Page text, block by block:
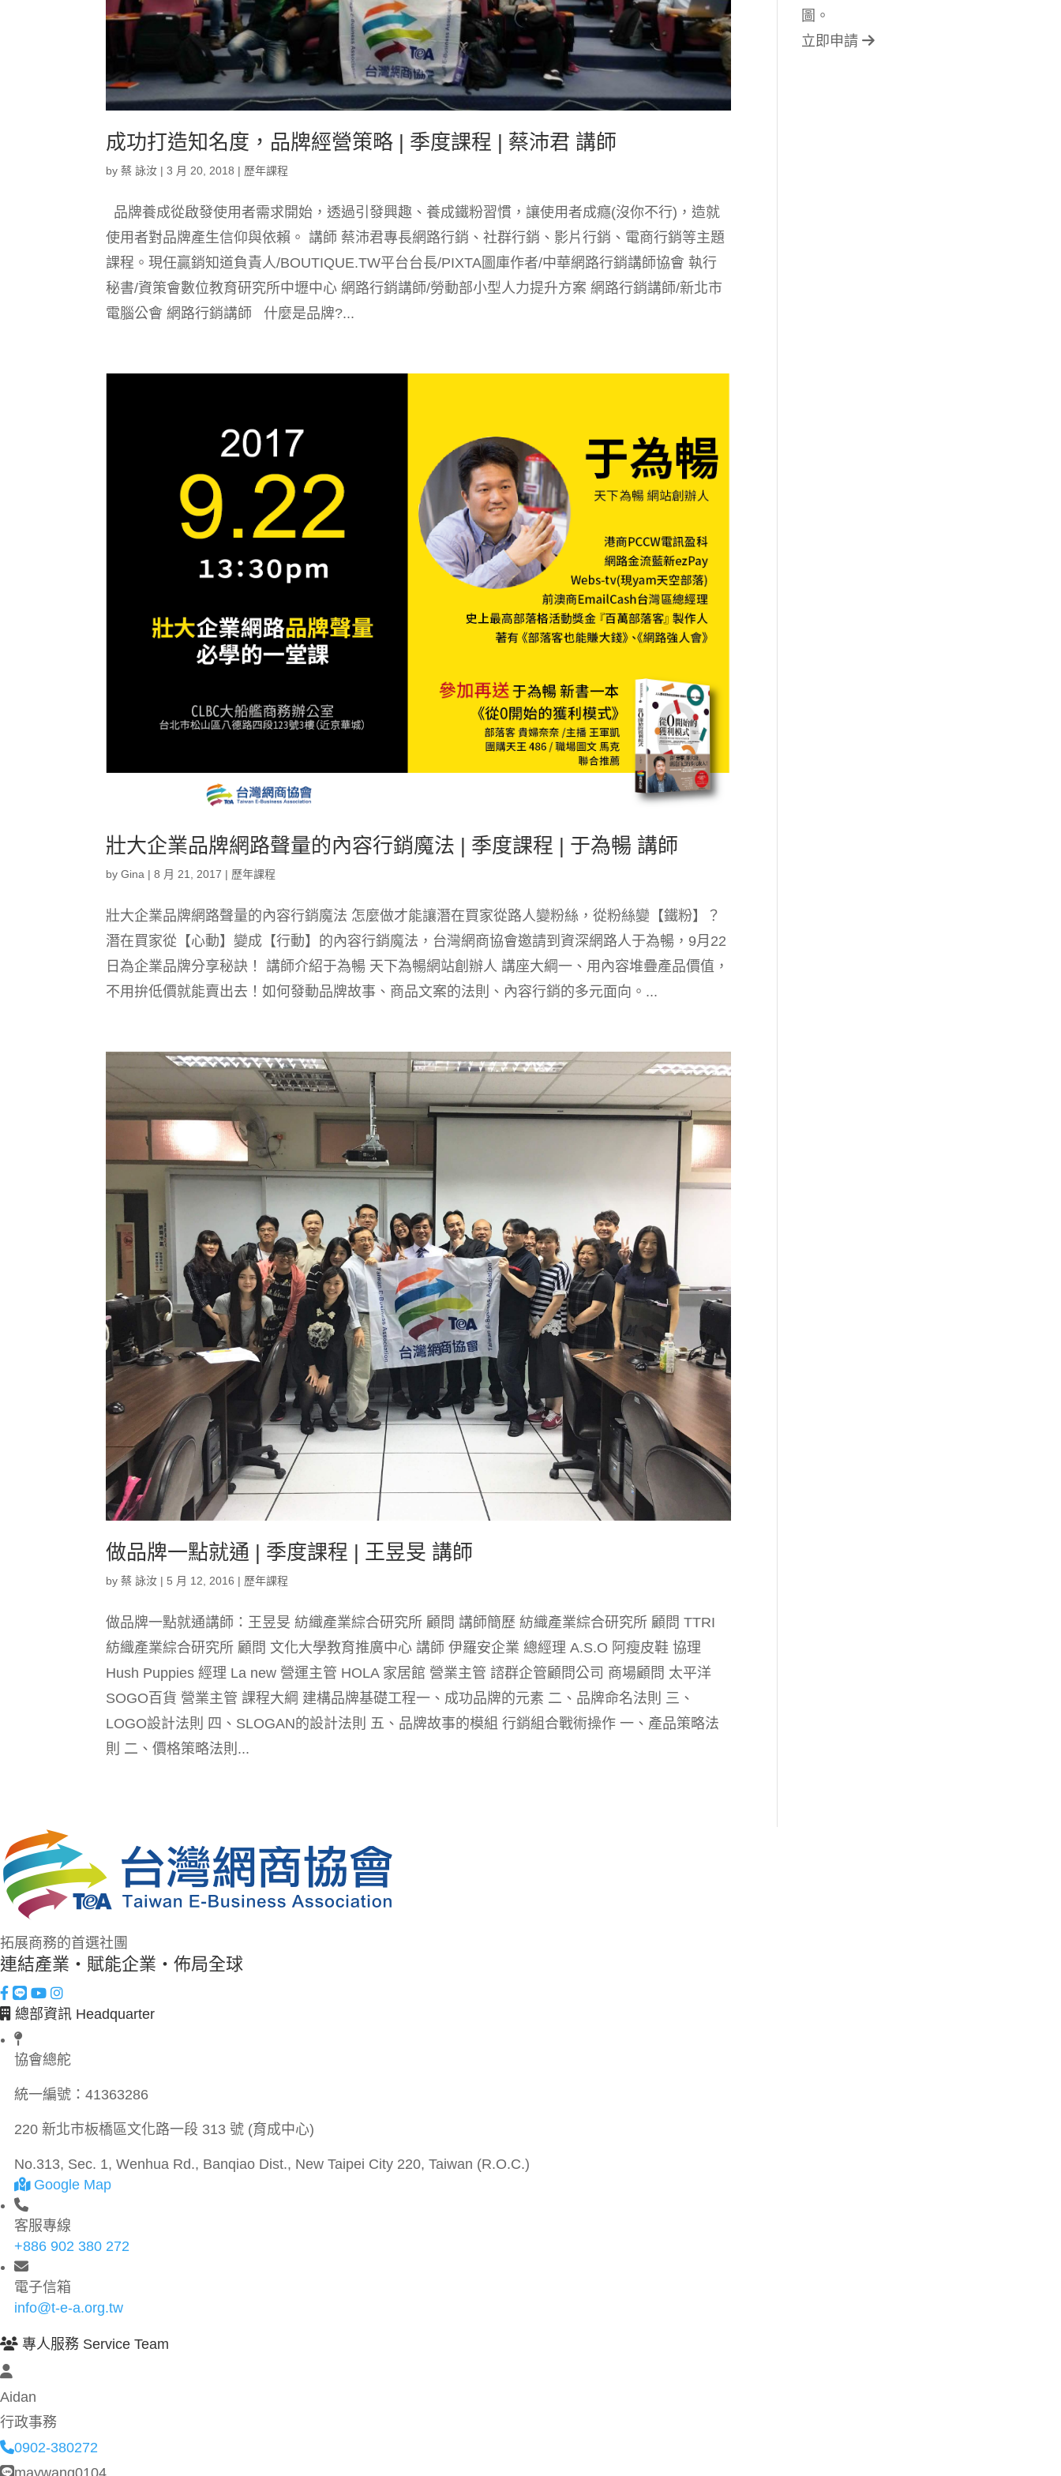
成功打造知名度，品牌經營策略 | 季度課程 | 蔡沛君 講師
by蔡 詠汝 |3 月 20, 2018 | 歷年課程
品牌養成從啟發使用者需求開始，透過引發興趣、養成鐵粉習慣，讓使用者成癮(沒你不行)，造就
使用者對品牌產生信仰與依賴。 講師 蔡沛君專長網路行銷、社群行銷、影片行銷、電商行銷等主題
課程。現任贏銷知道負責人/BOUTIQUE.TW平台台長/PIXTA圖庫作者/中華網路行銷講師協會 執行
秘書/資策會數位教育研究所中壢中心 網路行銷講師/勞動部小型人力提升方案 網路行銷講師/新北市
電腦公會 網路行銷講師 什麼是品牌?...
壯大企業品牌網路聲量的內容行銷魔法 | 季度課程 | 于為暢 講師
byGina |8 月 21, 2017 | 歷年課程
壯大企業品牌網路聲量的內容行銷魔法 怎麼做才能讓潛在買家從路人變粉絲，從粉絲變【鐵粉】？
潛在買家從【心動】變成【行動】的內容行銷魔法，台灣網商協會邀請到資深網路人于為暢，9月22
日為企業品牌分享秘訣！ 講師介紹于為暢 天下為暢網站創辦人 講座大綱一、用內容堆疊產品價值，
不用拚低價就能賣出去！如何發動品牌故事、商品文案的法則、內容行銷的多元面向。...
做品牌一點就通 | 季度課程 | 王昱旻 講師
by蔡 詠汝 | 5 月 12, 2016 | 歷年課程
做品牌一點就通講師：王昱旻 紡織產業綜合研究所 顧問 講師簡歷 紡織產業綜合研究所 顧問 TTRI
紡織產業綜合研究所 顧問 文化大學教育推廣中心 講師 伊羅安企業 總經理 A.S.O 阿瘦皮鞋 協理
Hush Puppies 經理 La new 營運主管 HOLA 家居館 營業主管 諮群企管顧問公司 商場顧問 太平洋
SOGO百貨 營業主管 課程大綱 建構品牌基礎工程一、成功品牌的元素 二、品牌命名法則 三、
LOGO設計法則 四、SLOGAN的設計法則 五、品牌故事的模組 行銷組合戰術操作 一、產品策略法
則 二、價格策略法則...
圖。
立即申請
拓展商務的首選社團
連結產業・賦能企業・佈局全球
總部資訊 Headquarter
協會總舵
統一編號： 41363286
220 新北市板橋區文化路一段 313 號 (育成中心)
No.313, Sec. 1, Wenhua Rd., Banqiao Dist., New Taipei City 220, Taiwan (R.O.C.)
Google Map
客服專線
+886 902 380 272
電子信箱
info@t-e-a.org.tw
專人服務 Service Team
Aidan
行政事務
0902-380272